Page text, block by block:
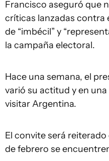
Francisco aseguró que
críticas lanzadas contra
de “imbécil” y
la campaña electoral.
Hace una semana, el
varió su actitud y en
visitar Argentina.
El convite será
de febrero se